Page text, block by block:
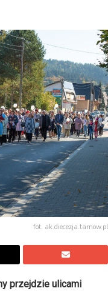
fot. ak.diecezja.tarnow.pl
przejdzie ulicami